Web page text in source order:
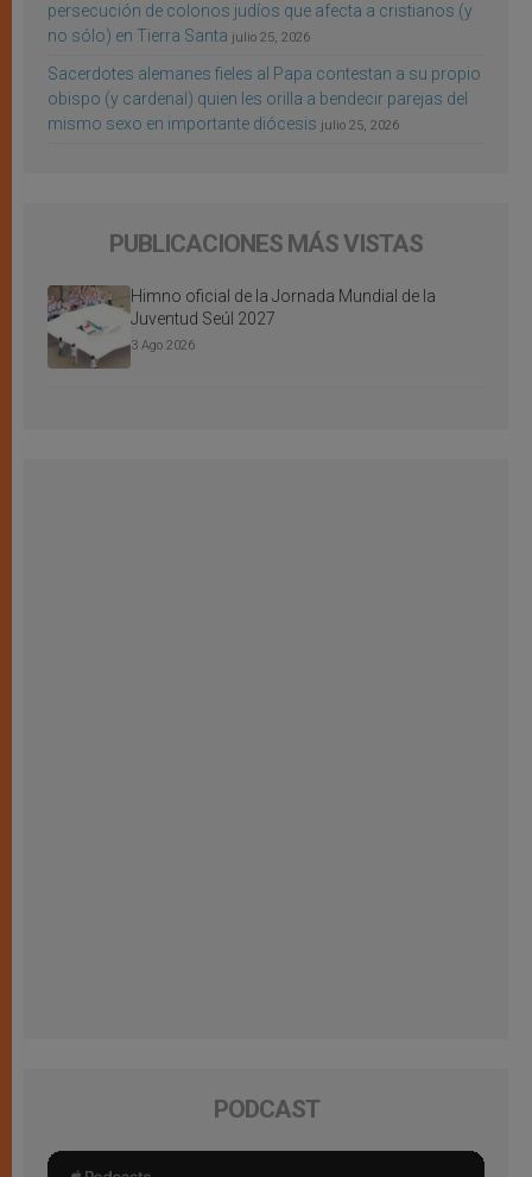
persecución de colonos judíos que afecta a cristianos (y
no sólo) en Tierra Santa julio 25, 2026
Sacerdotes alemanes fieles al Papa contestan a su propio
obispo (y cardenal) quien les orilla a bendecir parejas del
mismo sexo en importante diócesis julio 25, 2026
PUBLICACIONES MÁS VISTAS
Himno oficial de la Jornada Mundial de la
Juventud Seúl 2027
3 Ago 2026
PODCAST